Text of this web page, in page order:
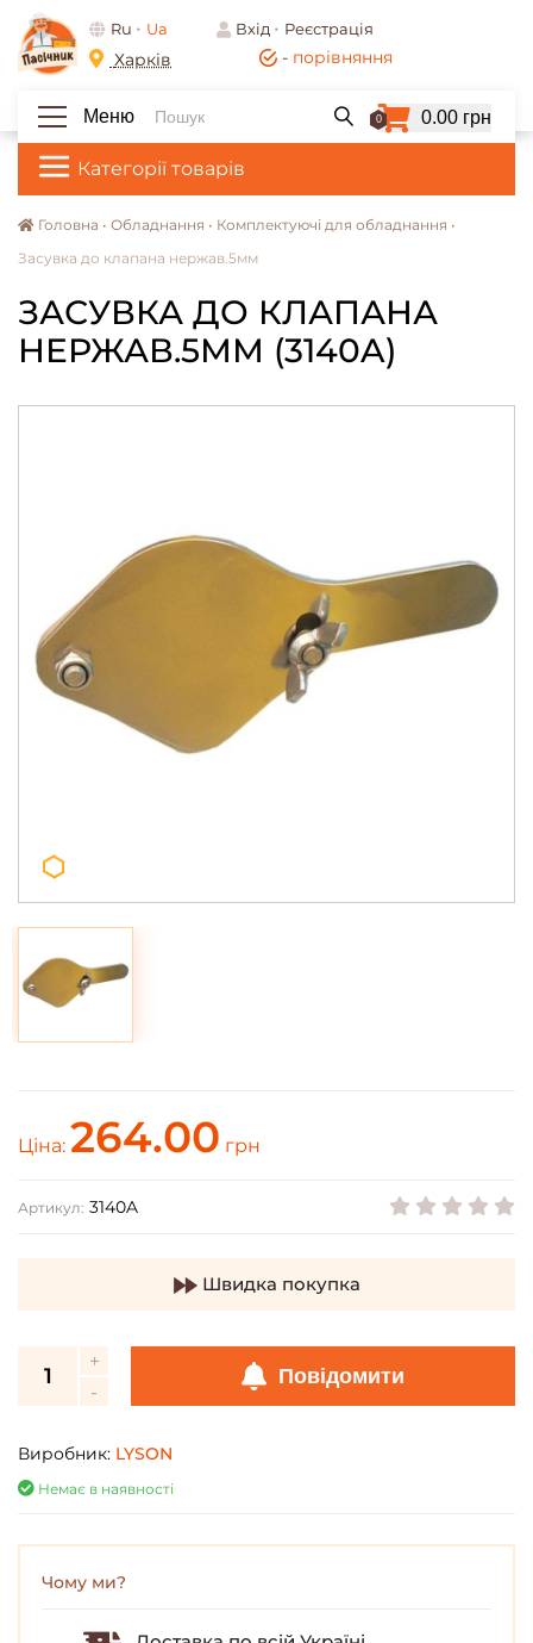
- порівняння
Ru Ua Вхід Реєстрація
Харків
Категорії товарів
Меню 0 0.00 грн
Головна • Обладнання • Комплектуючі для обладнання •
Засувка до клапана нержав.5мм
ЗАСУВКА ДО КЛАПАНА
НЕРЖАВ.5ММ (3140A)
Ціна: 264.00 грн
Артикул: 3140A
Швидка покупка
Повідомити
Виробник: LYSON
Немає в наявності
Чому ми?